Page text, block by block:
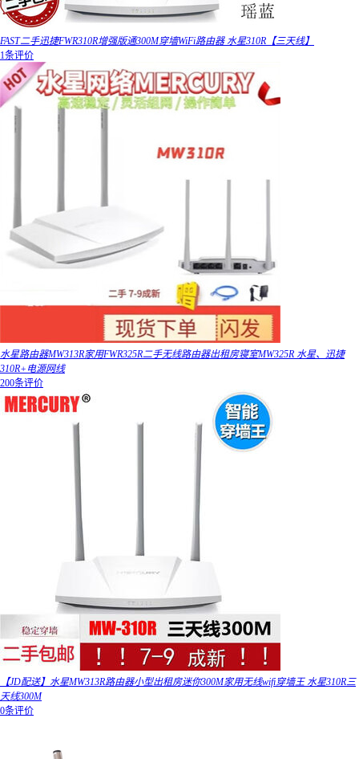
FAST二手迅捷FWR310R增强版通300M穿墙WiFi路由器 水星310R【三天线】
1条评价
水星路由器MW313R家用FWR325R二手无线路由器出租房寝室MW325R 水星、迅捷
310R+电源网线
200条评价
【JD配送】水星MW313R路由器小型出租房迷你300M家用无线wifi穿墙王 水星310R三
天线300M
0条评价